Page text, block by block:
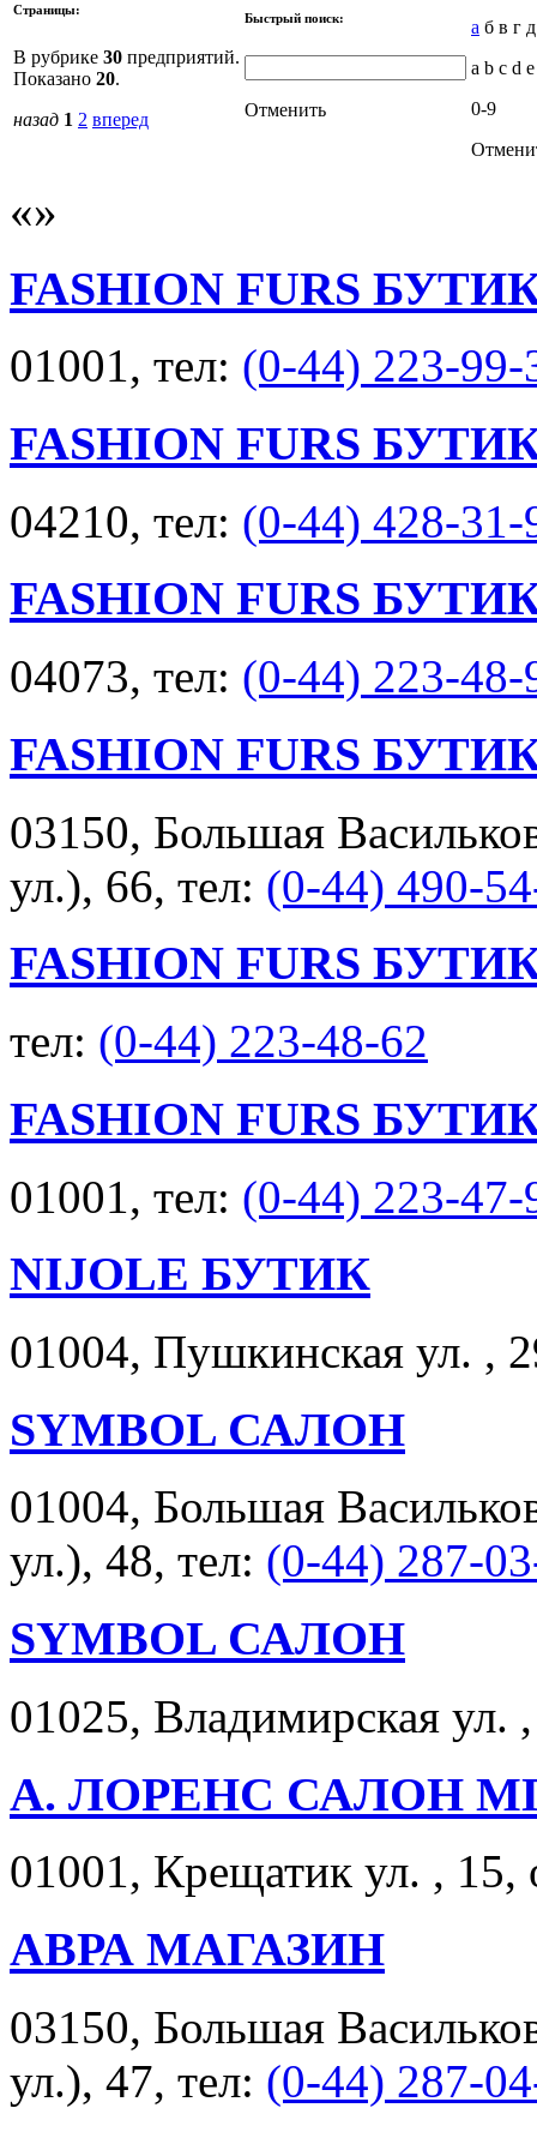
Страницы:
В рубрике 30 предприятий.
Показано 20.
назад 1 2 вперед
Быстрый поиск:
Отменить
а б в г
a b c d
0-9
FASHION FURS
01001, тел: (0-44) 223-99-
FASHION FURS
04210, тел: (0-44) 428-31-
FASHION FURS
04073, тел: (0-44) 223-48-
FASHION FURS
03150, Большая
ул.), 66, тел: (0-44) 490-
FASHION FURS
тел: (0-44) 223-48-62
FASHION FURS
01001, тел: (0-44) 223-47-
NIJOLE БУТИК
01004, Пушкинская ул. ,
SYMBOL САЛОН
01004, Большая
ул.), 48, тел: (0-44) 287-
SYMBOL САЛОН
01025, Владимирская ул.
А. ЛОРЕНС САЛОН
01001, Крещатик ул. ,
АВРА МАГАЗИН
03150, Большая
ул.), 47, тел: (0-44) 287-